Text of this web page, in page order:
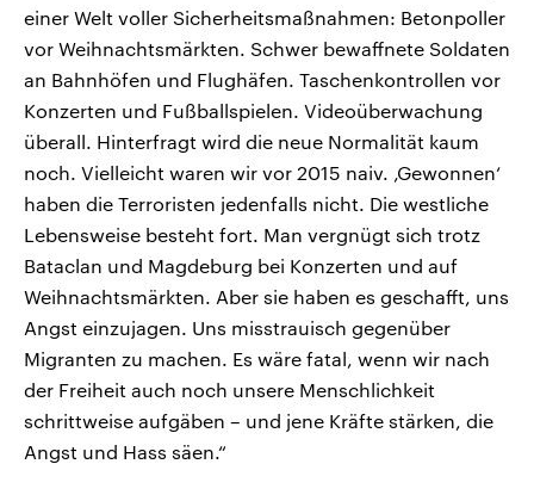
einer Welt voller Sicherheitsmaßnahmen: Betonpoller
vor Weihnachtsmärkten. Schwer bewaffnete Soldaten
an Bahnhöfen und Flughäfen. Taschenkontrollen vor
Konzerten und Fußballspielen. Videoüberwachung
überall. Hinterfragt wird die neue Normalität kaum
noch. Vielleicht waren wir vor 2015 naiv. ‚Gewonnen‘
haben die Terroristen jedenfalls nicht. Die westliche
Lebensweise besteht fort. Man vergnügt sich trotz
Bataclan und Magdeburg bei Konzerten und auf
Weihnachtsmärkten. Aber sie haben es geschafft, uns
Angst einzujagen. Uns misstrauisch gegenüber
Migranten zu machen. Es wäre fatal, wenn wir nach
der Freiheit auch noch unsere Menschlichkeit
schrittweise aufgäben – und jene Kräfte stärken, die
Angst und Hass säen.“